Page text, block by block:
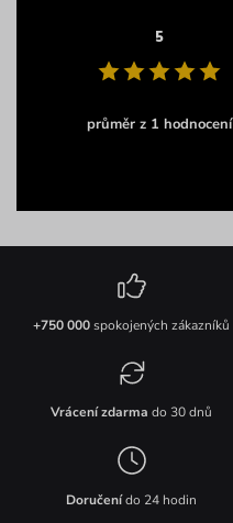
5
průměr z 1 hodnocení
+750 000spokojených zákazníků
Vrácení zdarma do 30 dnů
Doručenído 24 hodin